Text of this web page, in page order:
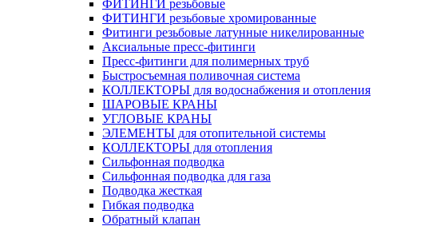
ФИТИНГИ резьбовые
ФИТИНГИ резьбовые хромированные
Фитинги резьбовые латунные никелированные
Аксиальные пресс-фитинги
Пресс-фитинги для полимерных труб
Быстросъемная поливочная система
КОЛЛЕКТОРЫ для водоснабжения и отопления
ШАРОВЫЕ КРАНЫ
УГЛОВЫЕ КРАНЫ
ЭЛЕМЕНТЫ для отопительной системы
КОЛЛЕКТОРЫ для отопления
Сильфонная подводка
Cильфонная подводка для газа
Подводка жесткая
Гибкая подводка
Обратный клапан